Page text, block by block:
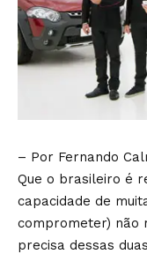
– Por Fernando
Que o brasileiro é
capacidade de
comprometer) não
precisa dessas